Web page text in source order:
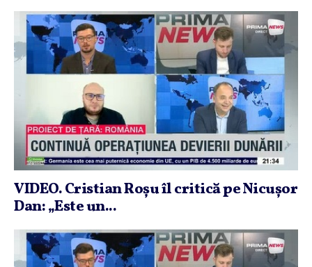
VIDEO. Cristian Roşu îl critică pe Nicuşor
Dan: „Este un...